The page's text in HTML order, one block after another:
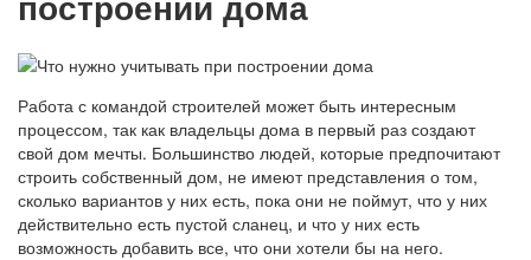
Работа с командой строителей может быть интересным
процессом, так как владельцы дома в первый раз создают
свой дом мечты. Большинство людей, которые предпочитают
строить собственный дом, не имеют представления о том,
сколько вариантов у них есть, пока они не поймут, что у них
действительно есть пустой сланец, и что у них есть
возможность добавить все, что они хотели бы на него.